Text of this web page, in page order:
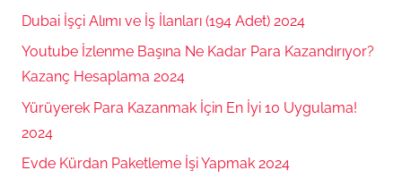
Dubai İşçi Alımı ve İş İlanları (194 Adet) 2024
Youtube İzlenme Başına Ne Kadar Para Kazandırıyor?
Kazanç Hesaplama 2024
Yürüyerek Para Kazanmak İçin En İyi 10 Uygulama!
2024
Evde Kürdan Paketleme İşi Yapmak 2024